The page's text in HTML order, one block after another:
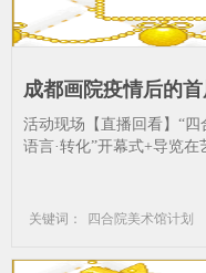
成都画院疫情后的
多变_展览-成都画
活动现场【直播回看】“
语言·转化”开幕式+导览
关键词： 四合院美术馆计划
四合院